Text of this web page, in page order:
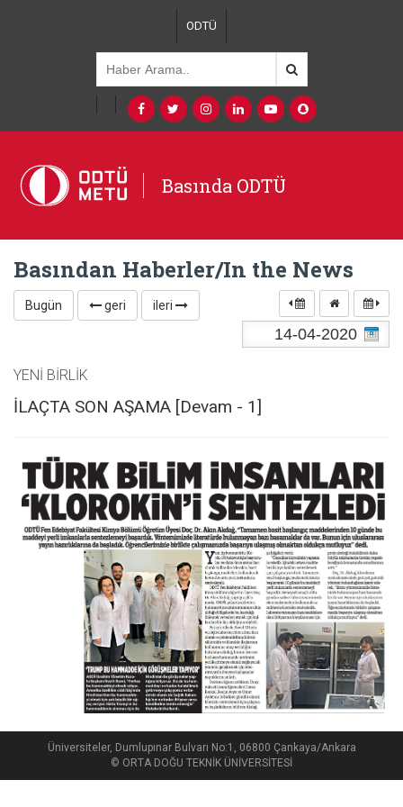
ODTÜ
Basında ODTÜ
Basından Haberler/In the News
Bugün geri ileri
YENİ BİRLİK
İLAÇTA SON AŞAMA [Devam - 1]
Üniversiteler, Dumlupınar Bulvarı No:1, 06800 Çankaya/Ankara
© ORTA DOĞU TEKNİK ÜNİVERSİTESİ